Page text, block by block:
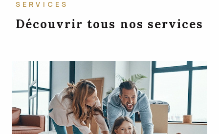
SERVICES
Découvrir tous nos services